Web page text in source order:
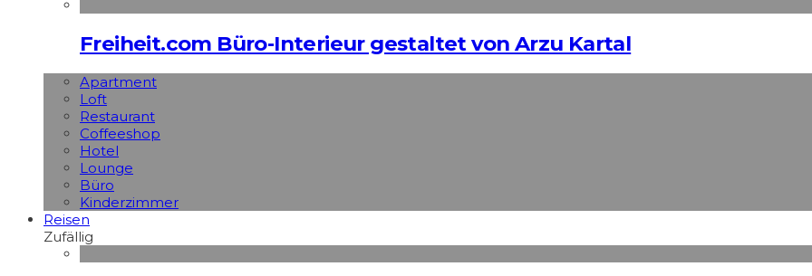
Freiheit.com Büro-Interieur gestaltet von Arzu Kartal
Apart­ment
Loft
Restaurant
Coffeeshop
Hotel
Lounge
Büro
Kinderzimmer
Reisen
Zufällig